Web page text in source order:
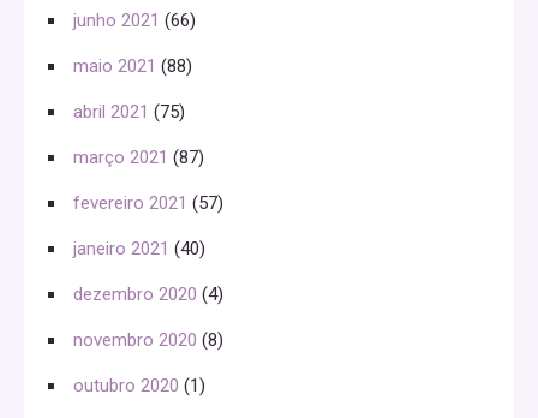
junho 2021 (66)
maio 2021 (88)
abril 2021 (75)
março 2021 (87)
fevereiro 2021 (57)
janeiro 2021 (40)
dezembro 2020 (4)
novembro 2020 (8)
outubro 2020 (1)